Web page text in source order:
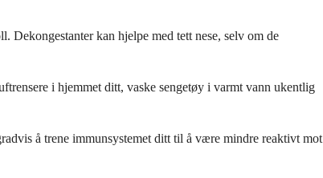
Dekongestanter kan hjelpe med tett nese, selv om de
i hjemmet ditt, vaske sengetøy i varmt vann ukentlig
å trene immunsystemet ditt til å være mindre reaktivt mot